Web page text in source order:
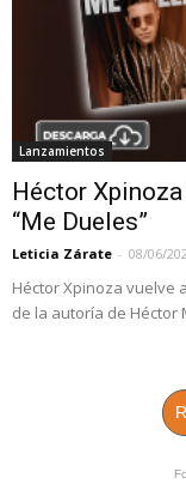
Lanzamientos
Héctor
“Me Dueles”
Leticia Zárate - 08/06/
Héctor Xpinoza vuelve
de la autoría de Héctor